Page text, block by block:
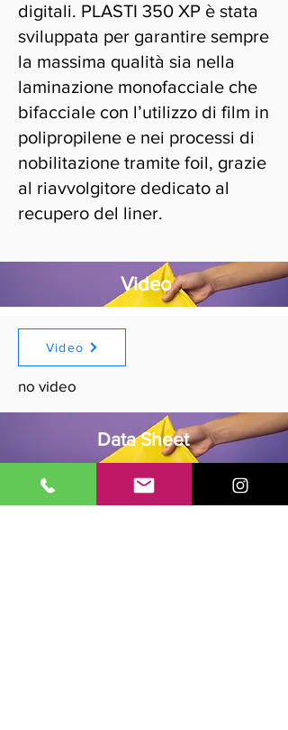
digitali. PLASTI 350 XP è stata
sviluppata per garantire sempre
la massima qualità sia nella
laminazione monofacciale che
bifacciale con l’utilizzo di film in
polipropilene e nei processi di
nobilitazione tramite foil, grazie
al riavvolgitore dedicato al
recupero del liner.
Video
Video
no video
Data Sheet
Scarica